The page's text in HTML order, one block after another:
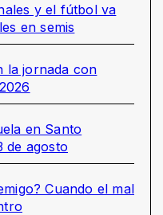
y el fútbol va
en semis
la jornada con
en Santo
de agosto
Cuando el mal